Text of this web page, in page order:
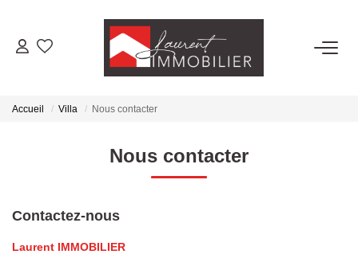
ACHETER
ESTIMER
Accueil Villa Nous contacter
Nous contacter
Contactez-nous
Laurent IMMOBILIER